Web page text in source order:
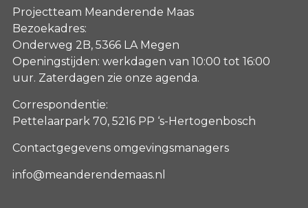
Projectteam Meanderende Maas
Bezoekadres:
Onderweg 2B, 5366 LA Megen
Openingstijden: werkdagen van 10:00 tot 16:00
uur. Zaterdagen zie onze agenda.
Correspondentie:
Pettelaarpark 70, 5216 PP ‘s-Hertogenbosch
Contactgegevens omgevingsmanagers
info@meanderendemaas.nl